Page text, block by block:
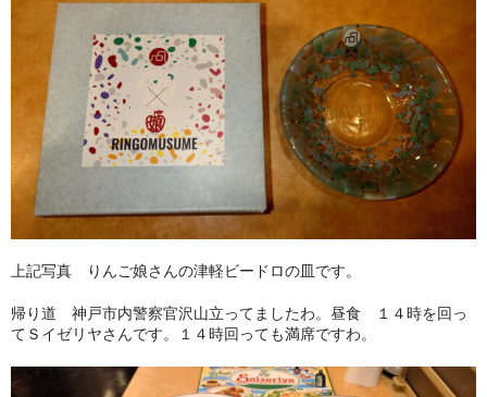
上記写真 りんご娘さんの津軽ビードロの皿です。
帰り道 神戸市内警察官沢山立ってましたわ。昼食 １４時を回っ
てＳイゼリヤさんです。１４時回っても満席ですわ。